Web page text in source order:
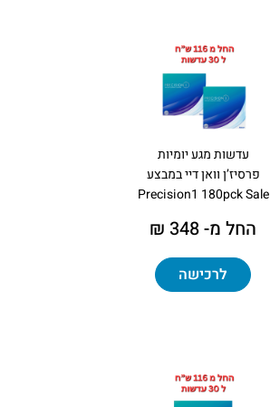
עדשות מגע יומיות
פרסיז’ן וואן דיי במבצע
Precision1 180pck Sale
החל מ- 348 ₪
לרכישה